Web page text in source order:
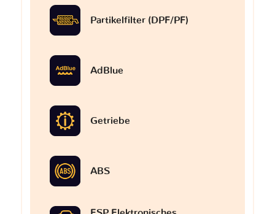
Partikelfilter (DPF/PF)
AdBlue
Getriebe
ABS